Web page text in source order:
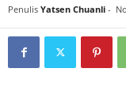
Penulis Yatsen Chuanli -